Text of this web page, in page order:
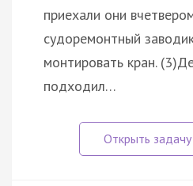
приехали они
судоремонтный
монтировать кран.
подходил…